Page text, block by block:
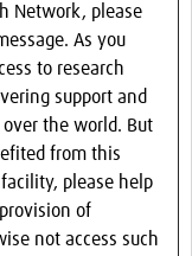
Network, please
As you
to research
support and
over the world. But
from this
please help
of
not access such